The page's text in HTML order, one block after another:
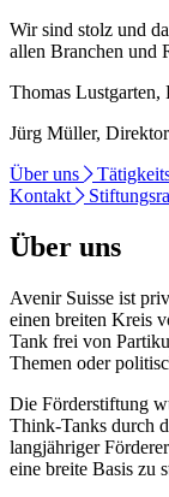
Wir sind stolz und
allen Branchen und
Thomas Lustgarten,
Jürg Müller, Direktor
Über uns
Kontakt
Über uns
Avenir Suisse ist
einen breiten Kreis
Tank frei von
Themen oder
Die Förderstiftung
Think-Tanks durch
langjähriger
eine breite Basis zu